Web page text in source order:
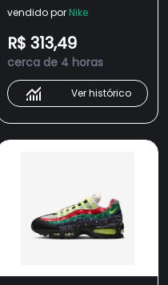
vendido por Nike
R$ 313,49
cerca de 4 horas
Ver histórico